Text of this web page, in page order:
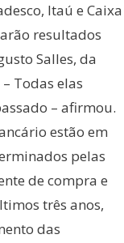
Itaú e Caixa
resultados
Salles, da
Todas elas
– afirmou.
estão em
pelas
de compra e
três anos,
das